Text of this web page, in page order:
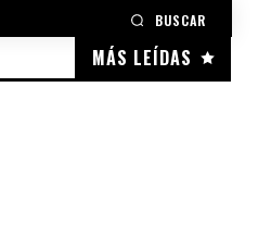
BUSCAR
MÁS LEÍDAS